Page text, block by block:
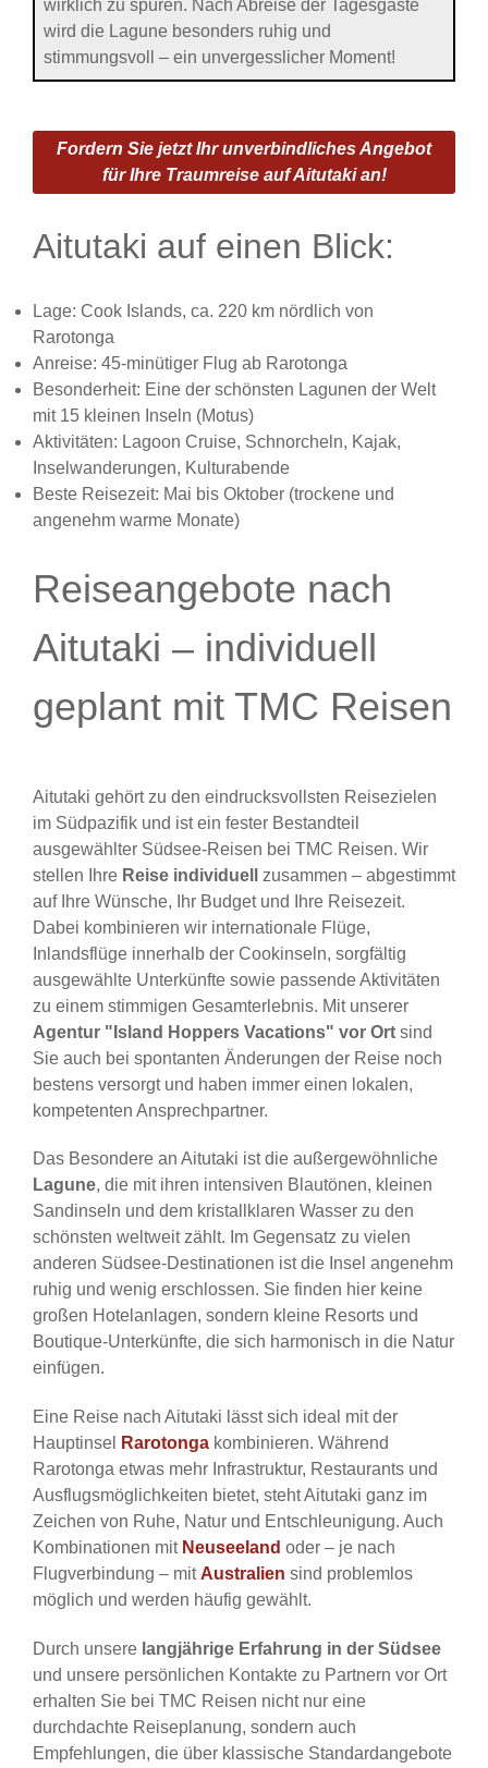
wirklich zu spüren. Nach Abreise der Tagesgäste
wird die Lagune besonders ruhig und
stimmungsvoll – ein unvergesslicher Moment!
Fordern Sie jetzt Ihr unverbindliches Angebot
für Ihre Traumreise auf Aitutaki an!
Aitutaki auf einen Blick:
Lage: Cook Islands, ca. 220 km nördlich von
Rarotonga
Anreise: 45-minütiger Flug ab Rarotonga
Besonderheit: Eine der schönsten Lagunen der Welt
mit 15 kleinen Inseln (Motus)
Aktivitäten: Lagoon Cruise, Schnorcheln, Kajak,
Inselwanderungen, Kulturabende
Beste Reisezeit: Mai bis Oktober (trockene und
angenehm warme Monate)
Reiseangebote nach
Aitutaki – individuell
geplant mit TMC Reisen
Aitutaki gehört zu den eindrucksvollsten Reisezielen
im Südpazifik und ist ein fester Bestandteil
ausgewählter Südsee-Reisen bei TMC Reisen. Wir
stellen Ihre Reise individuell
zusammen – abgestimmt
auf Ihre Wünsche, Ihr Budget und Ihre Reisezeit.
Dabei kombinieren wir internationale Flüge,
Inlandsflüge innerhalb der Cookinseln, sorgfältig
ausgewählte Unterkünfte sowie passende Aktivitäten
zu einem stimmigen Gesamterlebnis. Mit unserer
Agentur "Island Hoppers Vacations" vor Ort sind
Sie auch bei spontanten Änderungen der Reise noch
bestens versorgt und haben immer einen lokalen,
kompetenten Ansprechpartner.
Das Besondere an Aitutaki ist die außergewöhnliche
Lagune, die mit ihren intensiven Blautönen, kleinen
Sandinseln und dem kristallklaren Wasser zu den
schönsten weltweit zählt. Im Gegensatz zu vielen
anderen Südsee-Destinationen ist die Insel angenehm
ruhig und wenig erschlossen. Sie finden hier keine
großen Hotelanlagen, sondern kleine Resorts und
Boutique-Unterkünfte, die sich harmonisch in die Natur
einfügen.
Eine Reise nach Aitutaki lässt sich ideal mit der
Hauptinsel
Rarotonga kombinieren. Während
Rarotonga etwas mehr Infrastruktur, Restaurants und
Ausflugsmöglichkeiten bietet, steht Aitutaki ganz im
Zeichen von Ruhe, Natur und Entschleunigung. Auch
Kombinationen mit Neuseeland oder – je nach
Flugverbindung – mit Australien sind problemlos
möglich und werden häufig gewählt.
Durch unsere langjährige Erfahrung in der Südsee
und unsere persönlichen Kontakte zu Partnern vor Ort
erhalten Sie bei TMC Reisen nicht nur eine
durchdachte Reiseplanung, sondern auch
Empfehlungen, die über klassische Standardangebote